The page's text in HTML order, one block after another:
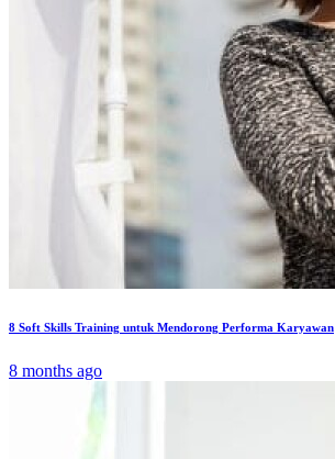
8 Soft Skills Training untuk Mendorong Performa Karyawan
8 months ago